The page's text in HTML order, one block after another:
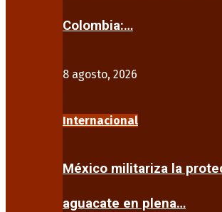
Colombia:…
8 agosto, 2026
Internacional
México militariza la
aguacate en plena…